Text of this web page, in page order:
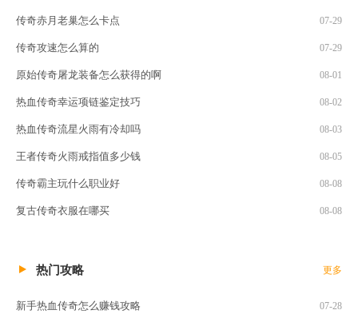
传奇赤月老巢怎么卡点 07-29
传奇攻速怎么算的 07-29
原始传奇屠龙装备怎么获得的啊 08-01
热血传奇幸运项链鉴定技巧 08-02
热血传奇流星火雨有冷却吗 08-03
王者传奇火雨戒指值多少钱 08-05
传奇霸主玩什么职业好 08-08
复古传奇衣服在哪买 08-08
热门攻略 更多
新手热血传奇怎么赚钱攻略 07-28